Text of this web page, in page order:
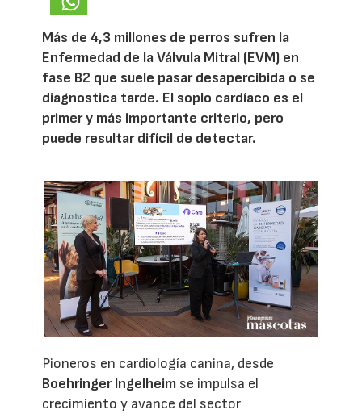
Más de 4,3 millones de perros sufren la
Enfermedad de la Válvula Mitral (EVM) en
fase B2 que suele pasar desapercibida o se
diagnostica tarde. El soplo cardíaco es el
primer y más importante criterio, pero
puede resultar difícil de detectar.
Pioneros en cardiología canina, desde
Boehringer Ingelheim se impulsa el
crecimiento y avance del sector